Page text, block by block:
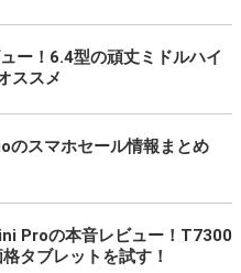
ー！6.4型の頑丈ミドルハイ
ススメ
のスマホセール情報まとめ
Proの本音レビュー！T7300
タブレットを試す！